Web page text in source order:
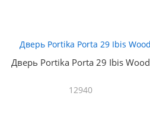
Дверь Portika Porta 29 Ibis Wood
12940